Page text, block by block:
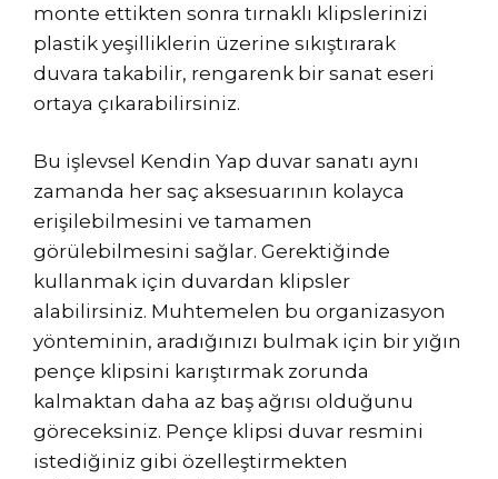
monte ettikten sonra tırnaklı klipslerinizi
plastik yeşilliklerin üzerine sıkıştırarak
duvara takabilir, rengarenk bir sanat eseri
ortaya çıkarabilirsiniz.
Bu işlevsel Kendin Yap duvar sanatı aynı
zamanda her saç aksesuarının kolayca
erişilebilmesini ve tamamen
görülebilmesini sağlar. Gerektiğinde
kullanmak için duvardan klipsler
alabilirsiniz. Muhtemelen bu organizasyon
yönteminin, aradığınızı bulmak için bir yığın
pençe klipsini karıştırmak zorunda
kalmaktan daha az baş ağrısı olduğunu
göreceksiniz. Pençe klipsi duvar resmini
istediğiniz gibi özelleştirmekten